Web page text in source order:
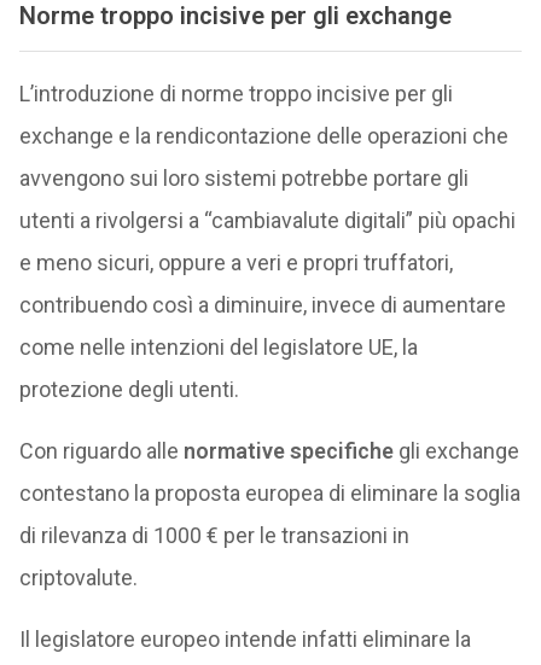
Norme troppo incisive per gli exchange
L’introduzione di norme troppo incisive per gli
exchange e la rendicontazione delle operazioni che
avvengono sui loro sistemi potrebbe portare gli
utenti a rivolgersi a “cambiavalute digitali” più opachi
e meno sicuri, oppure a veri e propri truffatori,
contribuendo così a diminuire, invece di aumentare
come nelle intenzioni del legislatore UE, la
protezione degli utenti.
Con riguardo alle normative specifichegli exchange
contestano la proposta europea di eliminare la soglia
di rilevanza di 1000 € per le transazioni in
criptovalute.
Il legislatore europeo intende infatti eliminare la